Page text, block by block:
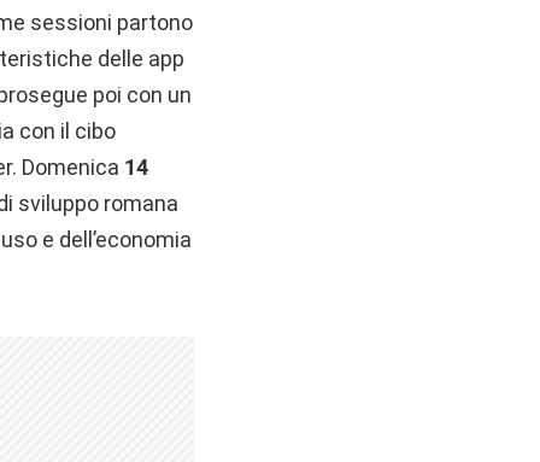
sessioni partono
delle app
poi con un
con il cibo
Domenica 14
sviluppo romana
e dell’economia